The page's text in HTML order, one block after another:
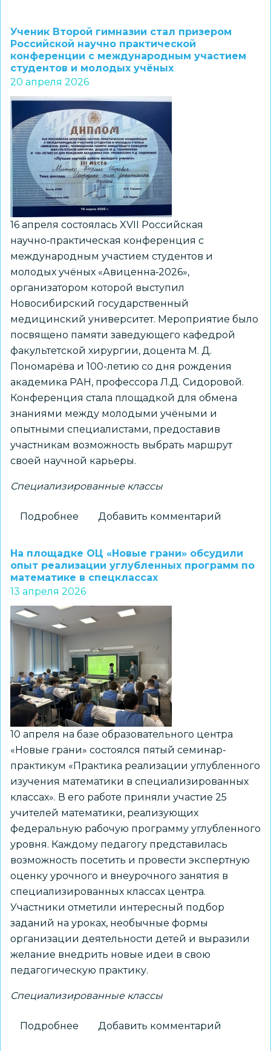
лицей
НГТУ
посетил
федеральный
инспектор
Илья
Чернышев
Ученик Второй гимназии стал призером
Российской научно практической
конференции с международным участием
студентов и молодых учёных
20 апреля 2026
16 апреля состоялась XVII Российская
научно‑практическая конференция с
международным участием студентов и
молодых учёных «Авиценна‑2026»,
организатором которой выступил
Новосибирский государственный
медицинский университет. Мероприятие было
посвящено памяти заведующего кафедрой
факультетской хирургии, доцента М. Д.
Пономарёва и 100-летию со дня рождения
академика РАН, профессора Л.Д. Сидоровой.
Конференция стала площадкой для обмена
знаниями между молодыми учёными и
опытными специалистами, предоставив
участникам возможность выбрать маршрут
своей научной карьеры.
Специализированные классы
Подробнее
Второй
гимназии
стал
призером
Российской
научно
конференции
с
международным
участием
студентов
и
молодых
учёных
Добавить комментарий
На площадке ОЦ «Новые грани» обсудили
опыт реализации углубленных программ по
математике в спецклассах
13 апреля 2026
10 апреля на базе образовательного центра
«Новые грани» состоялся пятый семинар-
практикум «Практика реализации углубленного
изучения математики в специализированных
классах». В его работе приняли участие 25
учителей математики, реализующих
федеральную рабочую программу углубленного
уровня. Каждому педагогу представилась
возможность посетить и провести экспертную
оценку урочного и внеурочного занятия в
специализированных классах центра.
Участники отметили интересный подбор
заданий на уроках, необычные формы
организации деятельности детей и выразили
желание внедрить новые идеи в свою
педагогическую практику.
Специализированные классы
Подробнее Добавить комментарий